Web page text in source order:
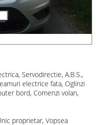
Servodirectie, A.B.S.,
electrice fata, Oglinzi
bord, Comenzi volan,
proprietar, Vopsea